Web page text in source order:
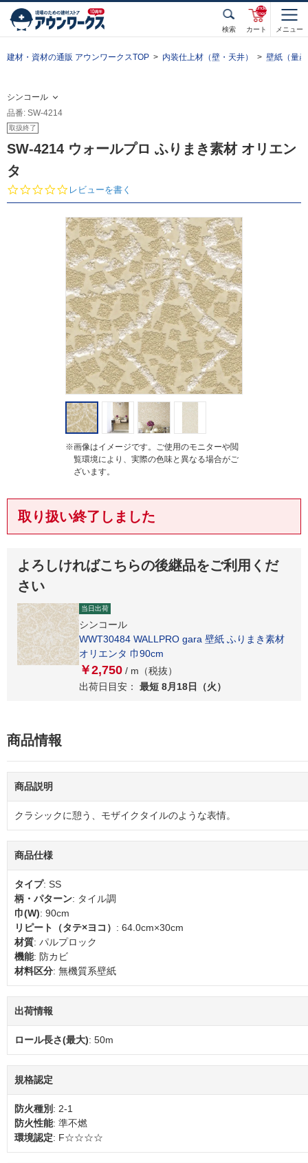
検索 カート
unde
fined
メニュー
建材・資材の通販 アウンワークスTOP 内装仕上材（壁・天井） 壁紙（量
シンコール
品番: SW-4214
取扱終了
SW-4214 ウォールプロ ふりまき素材 オリエン
タ
0.
0
t
a
r
r
a
t
i
n
g
レビューを書く
※画像はイメージです。ご使用のモニターや閲
覧環境により、実際の色味と異なる場合がご
ざいます。
取り扱い終了しました
よろしければこちらの後継品をご利用くだ
さい
当日出荷
シンコール
WWT30484 WALLPRO gara 壁紙 ふりまき素材
オリエンタ 巾90cm
￥2,750 / m（税抜）
出荷日目安：
最短 8月18日（火）
商品情報
商品説明
クラシックに憩う、モザイクタイルのような表情。
商品仕様
タイプ: SS
柄・パターン: タイル調
巾(W): 90cm
リピート（タテ×ヨコ） : 64.0cm×30cm
材質: パルプロック
機能: 防カビ
材料区分: 無機質系壁紙
出荷情報
ロール長さ(最大): 50m
規格認定
防火種別 : 2-1
防火性能: 準不燃
環境認定: F☆☆☆☆